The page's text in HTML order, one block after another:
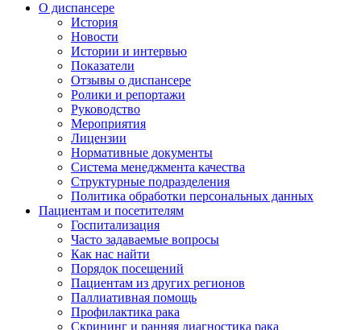
О диспансере
История
Новости
Истории и интервью
Показатели
Отзывы о диспансере
Ролики и репортажи
Руководство
Мероприятия
Лицензии
Нормативные документы
Система менеджмента качества
Структурные подразделения
Политика обработки персональных данных
Пациентам и посетителям
Госпитализация
Часто задаваемые вопросы
Как нас найти
Порядок посещений
Пациентам из других регионов
Паллиативная помощь
Профилактика рака
Скрининг и ранняя диагностика рака